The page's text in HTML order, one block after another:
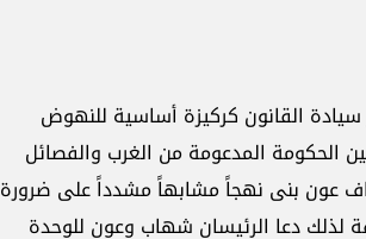
القانون كركيزة أساسية للنهوض
الحكومة المدعومة من الغرب والفصائل
عون بنى نهجاً مشابهاً مشدداً على ضرورة
لذلك دعا الرئيسان شهاب وعون للوحدة